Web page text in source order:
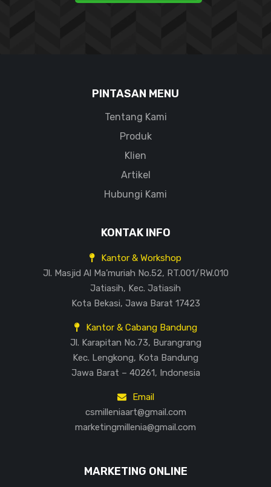
PINTASAN MENU
Tentang Kami
Produk
Klien
Artikel
Hubungi Kami
KONTAK INFO
Kantor & Workshop
Jl. Masjid Al Ma’muriah No.52, RT.001/RW.010
Jatiasih, Kec. Jatiasih
Kota Bekasi, Jawa Barat 17423
Kantor & Cabang Bandung
Jl. Karapitan No.73, Burangrang
Kec. Lengkong, Kota Bandung
Jawa Barat – 40261, Indonesia
Email
csmilleniaart@gmail.com
marketingmillenia@gmail.com
MARKETING ONLINE